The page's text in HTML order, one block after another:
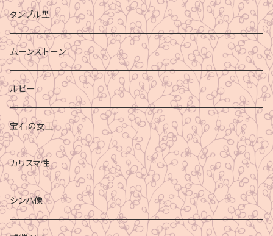
タンブル型
ムーンストーン
ルビー
宝石の女王
カリスマ性
シンハ像